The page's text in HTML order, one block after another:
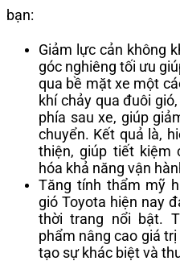
bạn:
Giảm lực cản không
góc nghiêng tối ưu
qua bề mặt xe một
khí chảy qua đuôi
phía sau xe, giúp
chuyển. Kết quả là,
thiện, giúp tiết kiệm
hóa khả năng vận
Tăng tính thẩm mỹ
gió Toyota hiện nay
thời trang nổi bật.
phẩm nâng cao giá
tạo sự khác biệt và